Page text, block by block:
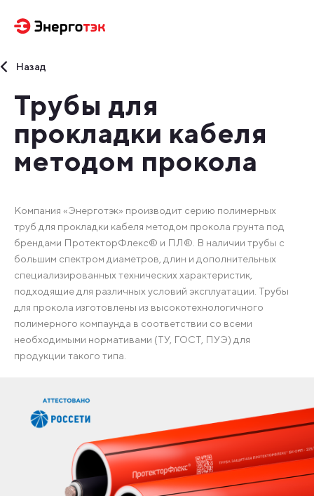
Назад
Трубы для
прокладки кабеля
методом прокола
Компания «Энерготэк» производит серию полимерных
труб для прокладки кабеля методом прокола грунта под
брендами ПротекторФлекс® и ПЛ®. В наличии трубы с
большим спектром диаметров, длин и дополнительных
специализированных технических характеристик,
подходящие для различных условий эксплуатации. Трубы
для прокола изготовлены из высокотехнологичного
полимерного компаунда в соответствии со всеми
необходимыми нормативами (ТУ, ГОСТ, ПУЭ) для
продукции такого типа.